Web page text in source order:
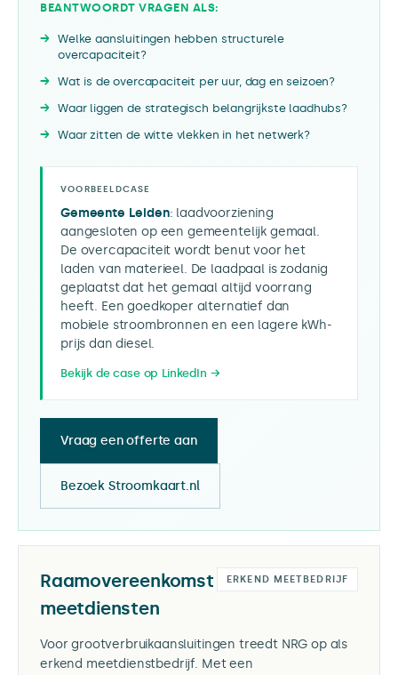
BEANTWOORDT VRAGEN ALS:
Welke aansluitingen hebben structurele
overcapaciteit?
Wat is de overcapaciteit per uur, dag en seizoen?
Waar liggen de strategisch belangrijkste laadhubs?
Waar zitten de witte vlekken in het netwerk?
VOORBEELDCASE
Gemeente Leiden: laadvoorziening
aangesloten op een gemeentelijk gemaal.
De overcapaciteit wordt benut voor het
laden van materieel. De laadpaal is zodanig
geplaatst dat het gemaal altijd voorrang
heeft. Een goedkoper alternatief dan
mobiele stroombronnen en een lagere kWh-
prijs dan diesel.
Bekijk de case op LinkedIn →
Vraag een offerte aan
Bezoek Stroomkaart.nl
Raamovereenkomst
meetdiensten
ERKEND MEETBEDRIJF
Voor grootverbruikaansluitingen treedt NRG op als
erkend meetdienstbedrijf. Met een